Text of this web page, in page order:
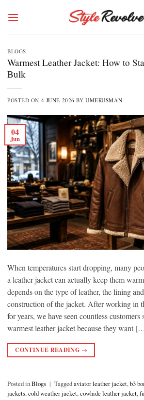
BLOGS
Warmest Leather Jacket: How to
Bulk
POSTED ON 4 JUNE 2026 BYUMERUSMAN
04
Jun
When temperatures start dropping, many
a leather jacket can actually keep them
depends on the type of leather, the lining
construction of the jacket. After working in
for years, we have seen countless customers
warmest leather jacket because they want
CONTINUE READING →
Posted inBlogs | Taggedaviator leather jacket,b3
jackets,cold weather jacket,cowhide leather jacket,